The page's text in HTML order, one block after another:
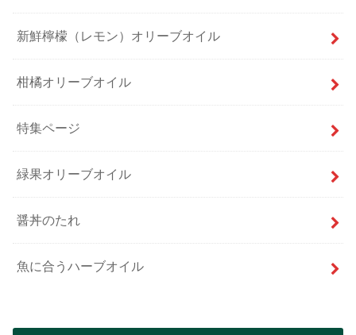
新鮮檸檬（レモン）オリーブオイル
柑橘オリーブオイル
特集ページ
緑果オリーブオイル
醤丼のたれ
魚に合うハーブオイル